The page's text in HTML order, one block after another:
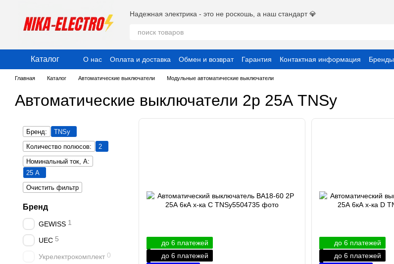
Надежная электрика - это не роскошь, а наш стандарт 💎
Каталог О нас Оплата и доставка Обмен и возврат Гарантия Контактная информация Бренды
Публичный договор (Оферта)
Пользовательское соглашение
Главная Каталог Автоматические выключатели Модульные автоматические выключатели
Автоматические выключатели 2р 25А TNSy
до 6 платежей
до 6 платежей
до 6 платежей
до 6 платежей
Бренд:
TNSy
Количество полюсов:
2
Номинальный ток, А:
25 А
Очистить фильтр
Бренд
GEWISS 1
UEC 5
Укрелектрокомплект 0